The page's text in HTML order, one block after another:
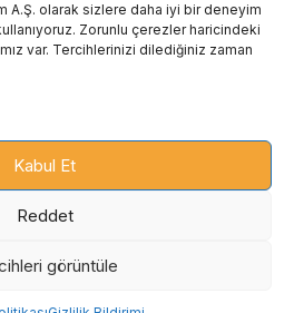
A.Ş. olarak sizlere daha iyi bir deneyim
Zorunlu çerezler haricindeki
var. Tercihlerinizi dilediğiniz zaman
Kabul Et
Reddet
​​görüntüle